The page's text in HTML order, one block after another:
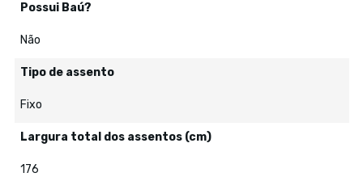
Possui Baú?
Não
Tipo de assento
Fixo
Largura total dos assentos (cm)
176